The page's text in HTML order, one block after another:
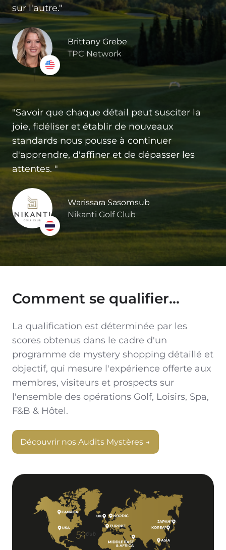
sur l'autre."
Brittany Grebe
TPC Network
"Savoir que chaque détail peut susciter la
joie, fidéliser et établir de nouveaux
standards nous pousse à continuer
d'apprendre, d'affiner et de dépasser les
attentes. "
Warissara Sasomsub
Nikanti Golf Club
Comment se qualifier...
La qualification est déterminée par les
scores obtenus dans le cadre d'un
programme de mystery shopping détaillé et
objectif, qui mesure l'expérience offerte aux
membres, visiteurs et prospects sur
l'ensemble des opérations Golf, Loisirs, Spa,
F&B & Hôtel.
Découvrir nos Audits Mystères →